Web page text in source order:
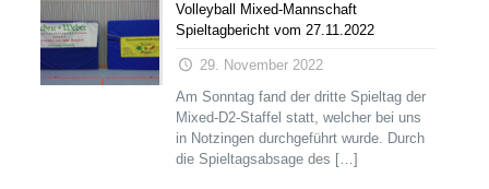
Volleyball Mixed-Mannschaft
Spieltagbericht vom 27.11.2022
29. November 2022
Am Sonntag fand der dritte Spieltag der
Mixed-D2-Staffel statt, welcher bei uns
in Notzingen durchgeführt wurde. Durch
die Spieltagsabsage des […]